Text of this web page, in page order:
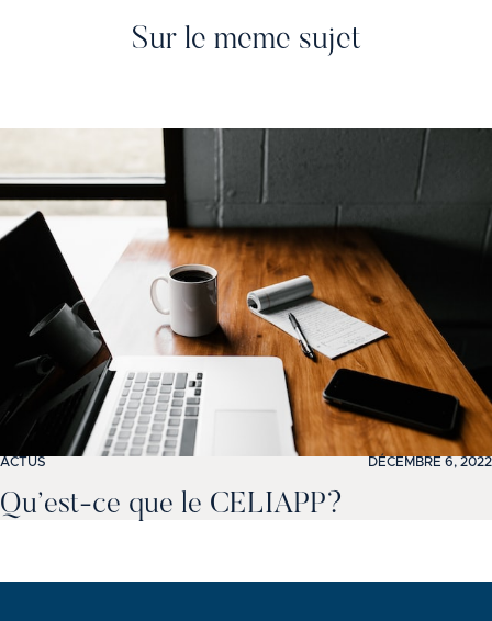
Sur le meme sujet
ACTUS DÉCEMBRE 6, 2022
Qu’est-ce que le CELIAPP?